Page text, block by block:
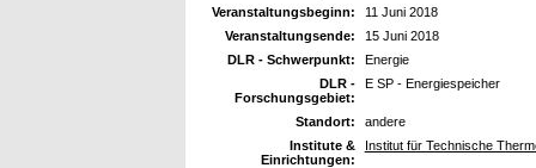
Veranstaltungsbeginn:
11 Juni 2018
Veranstaltungsende:
15 Juni 2018
DLR - Schwerpunkt:
Energie
DLR -
Forschungsgebiet:
E SP - Energiespeicher
Standort:
andere
Institute &
Einrichtungen:
Institut für Technische